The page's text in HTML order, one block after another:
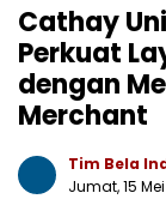
Cathay
Perkuat
dengan
Merchant
Tim Bela
Jumat, 15